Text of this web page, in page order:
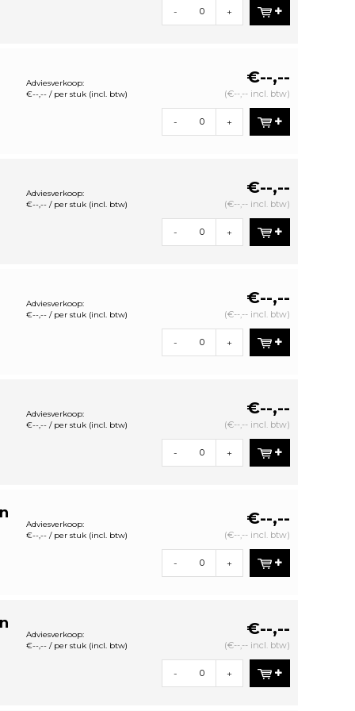
- +
€--,--
Adviesverkoop:
€--,-- / per stuk (incl. btw)
(€--,-- incl. btw)
- +
€--,--
Adviesverkoop:
€--,-- / per stuk (incl. btw)
(€--,-- incl. btw)
- +
€--,--
Adviesverkoop:
€--,-- / per stuk (incl. btw)
(€--,-- incl. btw)
- +
€--,--
Adviesverkoop:
€--,-- / per stuk (incl. btw)
(€--,-- incl. btw)
- +
€--,--
Adviesverkoop:
€--,-- / per stuk (incl. btw)
(€--,-- incl. btw)
- +
€--,--
Adviesverkoop:
€--,-- / per stuk (incl. btw)
(€--,-- incl. btw)
- +